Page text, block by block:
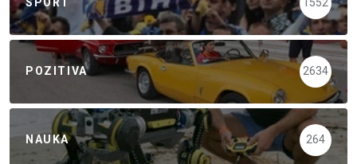
SPORT 1552
POZITIVA 2634
NAUKA 264